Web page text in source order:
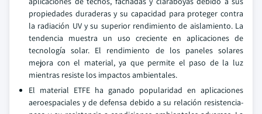
propiedades duraderas y su capacidad para proteger contra
la radiación UV y su superior rendimiento de aislamiento. La
tendencia muestra un uso creciente en aplicaciones de
tecnología solar. El rendimiento de los paneles solares
mejora con el material, ya que permite el paso de la luz
mientras resiste los impactos ambientales.
El material ETFE ha ganado popularidad en aplicaciones
aeroespaciales y de defensa debido a su relación resistencia-